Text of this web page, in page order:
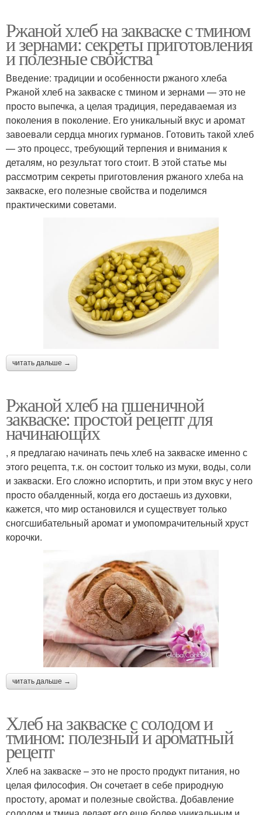
Хлеба в домашних
условиях
Тест для хлеба
Мука для хлеба
Ингредиенты для
домашний хлеб
Хлеб без замеса Завары для хлеба
Ржаная закваска
Муки на закваске Пшенично-ржаной хлеб
Сравнение с обычным
хлебом
Закваска от хлеба Муки в хлеб
Закваска для веганов Идеальный хлеб
бородинским хлебом
Кориандр в
бородинском хлебе
Ингредиенты для
бородинский хлеб
Ржаной хлеб на закваске с тмином
и зернами: секреты приготовления
и полезные свойства
Введение: традиции и особенности ржаного хлеба
Ржаной хлеб на закваске с тмином и зернами — это не
просто выпечка, а целая традиция, передаваемая из
поколения в поколение. Его уникальный вкус и аромат
завоевали сердца многих гурманов. Готовить такой хлеб
— это процесс, требующий терпения и внимания к
деталям, но результат того стоит. В этой статье мы
рассмотрим секреты приготовления ржаного хлеба на
закваске, его полезные свойства и поделимся
практическими советами.
читать дальше →
Ржаной хлеб на пшеничной
закваске: простой рецепт для
начинающих
, я предлагаю начинать печь хлеб на закваске именно с
этого рецепта, т.к. он состоит только из муки, воды, соли
и закваски. Его сложно испортить, и при этом вкус у него
просто обалденный, когда его достаешь из духовки,
кажется, что мир остановился и существует только
сногсшибательный аромат и умопомрачительный хруст
корочки.
читать дальше →
Хлеб на закваске с солодом и
тмином: полезный и ароматный
рецепт
Хлеб на закваске – это не просто продукт питания, но
целая философия. Он сочетает в себе природную
простоту, аромат и полезные свойства. Добавление